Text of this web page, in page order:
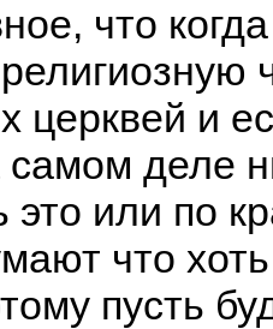
что
церквей и
деле
это или по
что
пусть